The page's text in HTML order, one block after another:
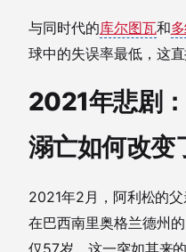
与同时代的库尔图瓦和
球中的失误率最低，这
2021年悲剧
溺亡如何改变
2021年2月，阿利松的父
在巴西南里奥格兰德州